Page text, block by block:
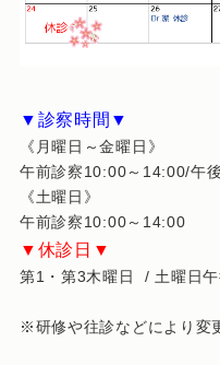
▼診察時間▼
《月曜日～金曜日》
午前診察10:00～14:00/午
《土曜日》
午前診察10:00～14:00
▼休診日▼
第1・第3木曜日 / 土曜日
※研修や往診などにより変